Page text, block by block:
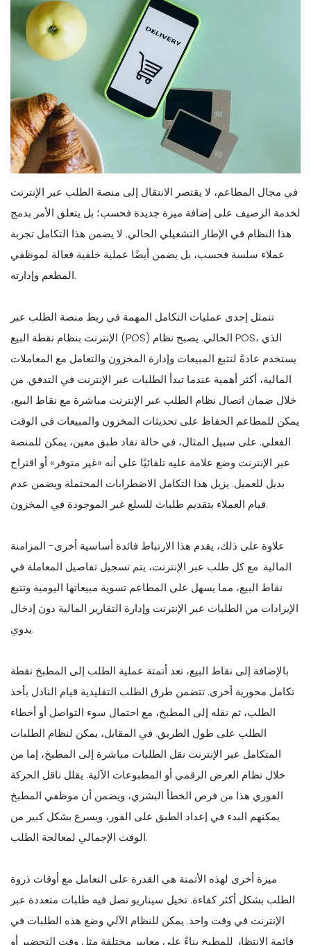
في مجال المطاعم، لا يقتصر الانتقال إلى منصة الطلب عبر الإنترنت
لخدمة الرصيف على إضافة ميزة جديدة فحسب؛ بل يتعلق الأمر بدمج
هذا النظام في الإطار التشغيلي الحالي. لا يضمن هذا التكامل تجربة
عملاء سلسة فحسب، بل يضمن أيضًا عملية خلفية فعالة لموظفي
المطعم وإدارته.
تتمثل إحدى عمليات التكامل المهمة في ربط منصة الطلب عبر
الإنترنت بنظام نقطة البيع (POS) الحالي. يصبح نظام POS، الذي
يستخدم عادةً لتتبع المبيعات وإدارة المخزون والتعامل مع المعاملات
المالية، أكثر أهمية عندما تبدأ الطلبات عبر الإنترنت في التدفق. من
خلال ضمان اتصال نظام الطلب عبر الإنترنت مباشرة مع نقاط البيع،
يمكن للمطاعم الحفاظ على تحديثات المخزون والمبيعات في الوقت
الفعلي. على سبيل المثال، في حالة نفاد طبق معين، يمكن للمنصة
عبر الإنترنت وضع علامة عليه تلقائيًا على أنه «غير متوفر» أو اقتراح
بديل للعميل. يزيل هذا التكامل الاضطرابات المحتملة ويضمن عدم
قيام العملاء بتقديم طلبات للسلع غير الموجودة في المخزون.
علاوة على ذلك، يقدم هذا الارتباط فائدة أساسية أخرى- المزامنة
المالية. مع كل طلب عبر الإنترنت، يتم تسجيل تفاصيل المعاملة في
نقاط البيع، مما يسهل على المطاعم تسوية مبيعاتها اليومية وتتبع
الإيرادات من الطلبات عبر الإنترنت وإدارة التقارير المالية دون إدخال
يدوي.
بالإضافة إلى نقاط البيع، تعد أتمتة عملية الطلب إلى المطبخ نقطة
تكامل محورية أخرى. تتضمن طرق الطلب التقليدية قيام النادل بأخذ
الطلب، ثم نقله إلى المطبخ، مع احتمال سوء التواصل أو أخطاء
الطلب على طول الطريق. في المقابل، يمكن لنظام الطلبات
المتكامل عبر الإنترنت نقل الطلبات مباشرة إلى المطبخ، إما من
خلال نظام العرض الرقمي أو المطبوعات الآلية. يقلل ناقل الحركة
الفوري هذا من فرص الخطأ البشري، ويضمن أن موظفي المطبخ
يمكنهم البدء في إعداد الطبق على الفور، ويسرع بشكل كبير من
الوقت الإجمالي لمعالجة الطلب.
ميزة أخرى لهذه الأتمتة هي القدرة على التعامل مع أوقات ذروة
الطلب بشكل أكثر كفاءة. تخيل سيناريو تصل فيه طلبات متعددة عبر
الإنترنت في وقت واحد. يمكن للنظام الآلي وضع هذه الطلبات في
قائمة الانتظار للمطبخ بناءً على معايير مختلفة مثل وقت التحضير أو